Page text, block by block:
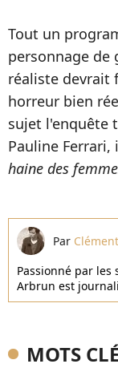
Tout un
personnage de
réaliste devrait
horreur bien
sujet l'enquête
Pauline
haine des
Par
Passionné par
Arbrun est
MOTS